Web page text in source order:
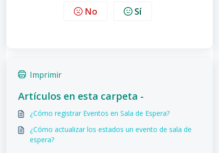
No Sí
Imprimir
Artículos en esta carpeta -
¿Cómo registrar Eventos en Sala de Espera?
¿Cómo actualizar los estados un evento de sala de
espera?